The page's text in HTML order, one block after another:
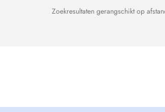
Zoekresultaten gerangschikt op